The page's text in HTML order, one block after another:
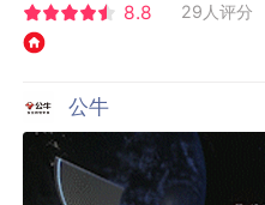
8.8
29人评分
公牛